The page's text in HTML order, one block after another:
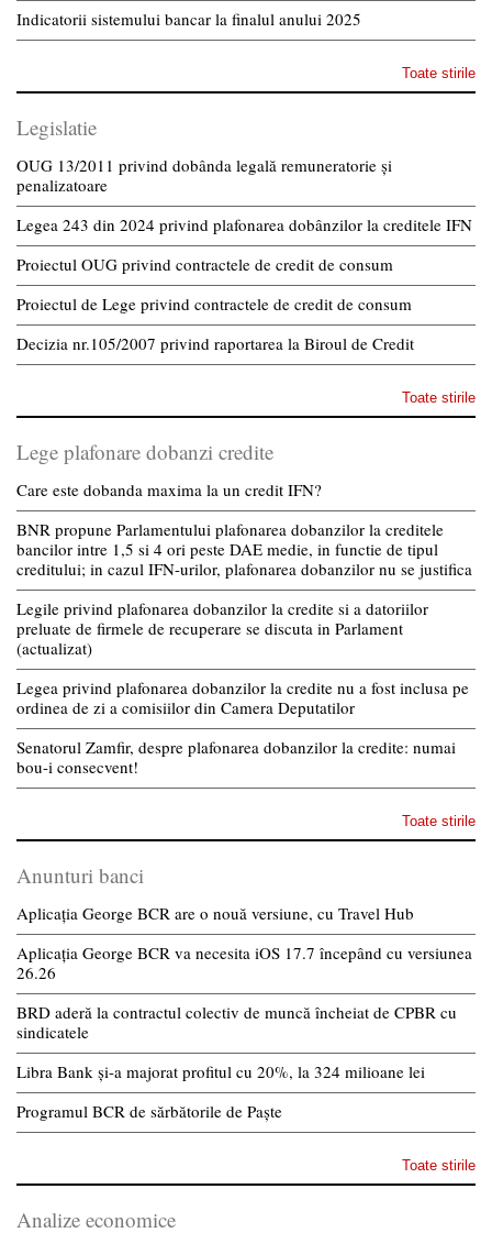
Indicatorii sistemului bancar la finalul anului 2025
Toate stirile
Legislatie
OUG 13/2011 privind dobânda legală remuneratorie și
penalizatoare
Legea 243 din 2024 privind plafonarea dobânzilor la creditele IFN
Proiectul OUG privind contractele de credit de consum
Proiectul de Lege privind contractele de credit de consum
Decizia nr.105/2007 privind raportarea la Biroul de Credit
Toate stirile
Lege plafonare dobanzi credite
Care este dobanda maxima la un credit IFN?
BNR propune Parlamentului plafonarea dobanzilor la creditele
bancilor intre 1,5 si 4 ori peste DAE medie, in functie de tipul
creditului; in cazul IFN-urilor, plafonarea dobanzilor nu se justifica
Legile privind plafonarea dobanzilor la credite si a datoriilor
preluate de firmele de recuperare se discuta in Parlament
(actualizat)
Legea privind plafonarea dobanzilor la credite nu a fost inclusa pe
ordinea de zi a comisiilor din Camera Deputatilor
Senatorul Zamfir, despre plafonarea dobanzilor la credite: numai
bou-i consecvent!
Toate stirile
Anunturi banci
Aplicația George BCR are o nouă versiune, cu Travel Hub
Aplicația George BCR va necesita iOS 17.7 începând cu versiunea
26.26
BRD aderă la contractul colectiv de muncă încheiat de CPBR cu
sindicatele
Libra Bank și-a majorat profitul cu 20%, la 324 milioane lei
Programul BCR de sărbătorile de Paște
Toate stirile
Analize economice